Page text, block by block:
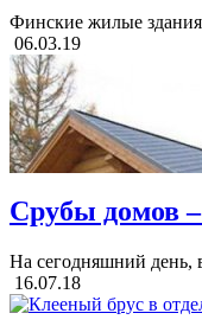
Финские жилые здания
06.03.19
Срубы домов
На сегодняшний день,
16.07.18